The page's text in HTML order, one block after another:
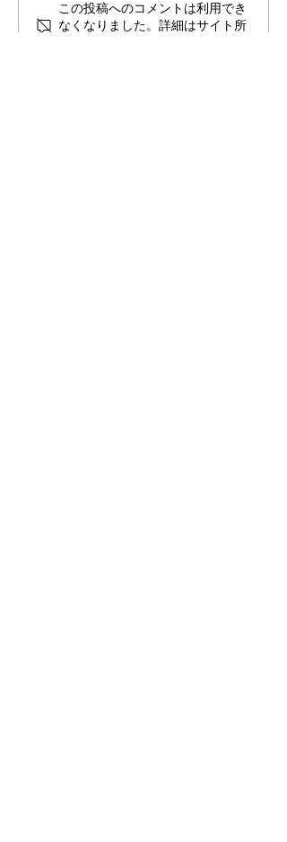
🌊ハガネの肉体を持つ職
員、岩瀬道へ！
この投稿へのコメントは利用でき
なくなりました。詳細はサイト所